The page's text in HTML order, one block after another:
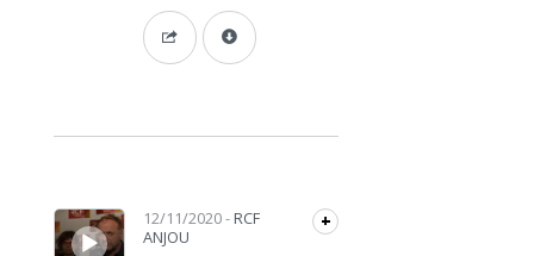
Lecteur audio 12/11/2020- RCF
ANJOU
+